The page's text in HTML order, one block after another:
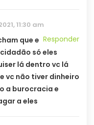
11:30 am
Responder
que e
só eles
lá dentro vc lá
vc não tiver dinheiro
a burocracia e
a eles